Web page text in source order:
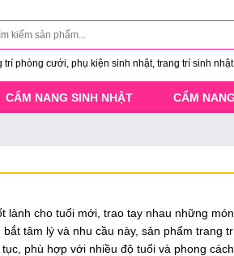
trí phòng cưới, phụ kiện sinh nhật, trang trí sinh
CẨM NANG SINH NHẬT CẨM
lành cho tuổi mới, trao tay nhau những
tâm lý và nhu cầu này, sản phẩm trang
phù hợp với nhiều độ tuổi và phong